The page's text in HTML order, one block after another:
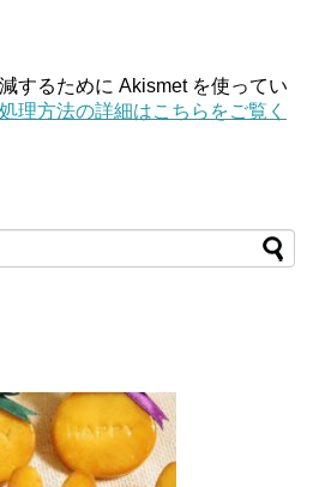
するために Akismet を使ってい
理方法の詳細はこちらをご覧く